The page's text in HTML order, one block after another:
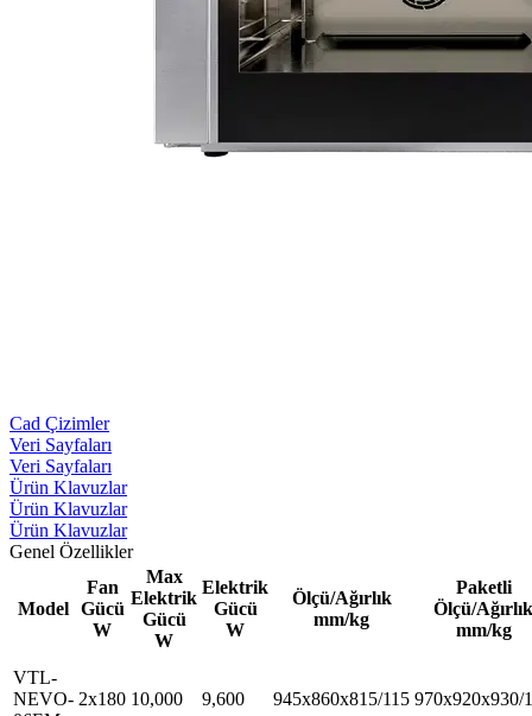
Cad Çizimler
Veri Sayfaları
Veri Sayfaları
Ürün Klavuzlar
Ürün Klavuzlar
Ürün Klavuzlar
Genel Özellikler
Model
Fan
Gücü
W
Max
Elektrik
Gücü
W
Elektrik
Gücü
W
Ölçü/Ağırlık
mm/kg
Paketli
Ölçü/Ağırlık
mm/kg
VTL-
NEVO- 2x180 10,000 9,600 945x860x815/115 970x920x930/